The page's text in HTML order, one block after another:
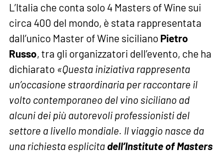
L’Italia che conta solo 4 Masters of Wine sui
circa 400 del mondo, è stata rappresentata
dall’unico Master of Wine siciliano Pietro
Russo, tra gli organizzatori dell’evento, che ha
dichiarato «Questa iniziativa rappresenta
un’occasione straordinaria per raccontare il
volto contemporaneo del vino siciliano ad
alcuni dei più autorevoli professionisti del
settore a livello mondiale. Il viaggio nasce da
una richiesta esplicita dell’Institute of Masters